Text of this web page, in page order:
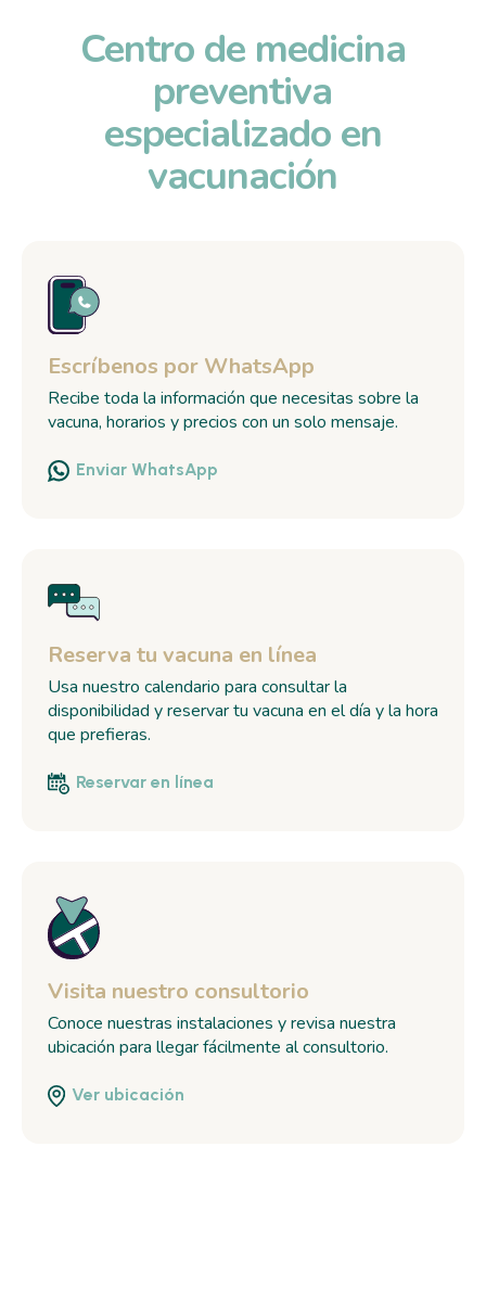
Centro de medicina
preventiva
especializado en
vacunación
Escríbenos por WhatsApp
Recibe toda la información que necesitas sobre la
vacuna, horarios y precios con un solo mensaje.
Enviar WhatsApp
Reserva tu vacuna en línea
Usa nuestro calendario para consultar la
disponibilidad y reservar tu vacuna en el día y la hora
que prefieras.
Reservar en línea
Visita nuestro consultorio
Conoce nuestras instalaciones y revisa nuestra
ubicación para llegar fácilmente al consultorio.
Ver ubicación